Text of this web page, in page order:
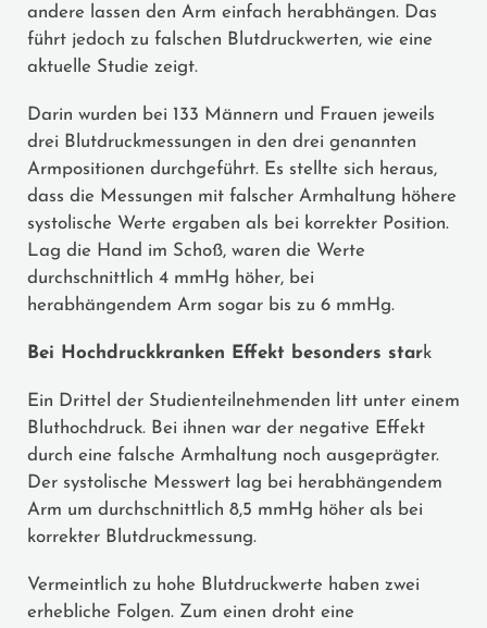
andere lassen den Arm einfach herabhängen. Das
führt jedoch zu falschen Blutdruckwerten, wie eine
aktuelle Studie zeigt.
Darin wurden bei 133 Männern und Frauen jeweils
drei Blutdruckmessungen in den drei genannten
Armpositionen durchgeführt. Es stellte sich heraus,
dass die Messungen mit falscher Armhaltung höhere
systolische Werte ergaben als bei korrekter Position.
Lag die Hand im Schoß, waren die Werte
durchschnittlich 4 mmHg höher, bei
herabhängendem Arm sogar bis zu 6 mmHg.
Bei Hochdruckkranken Effekt besonders stark
Ein Drittel der Studienteilnehmenden litt unter einem
Bluthochdruck. Bei ihnen war der negative Effekt
durch eine falsche Armhaltung noch ausgeprägter.
Der systolische Messwert lag bei herabhängendem
Arm um durchschnittlich 8,5 mmHg höher als bei
korrekter Blutdruckmessung.
Vermeintlich zu hohe Blutdruckwerte haben zwei
erhebliche Folgen. Zum einen droht eine